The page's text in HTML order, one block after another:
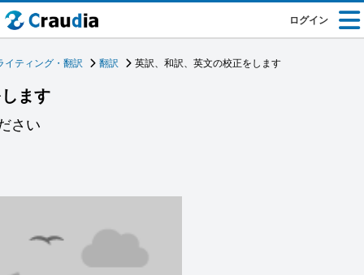
ログイン
イティング・翻訳 翻訳 英訳、和訳、英文の校正をします
ます
さい